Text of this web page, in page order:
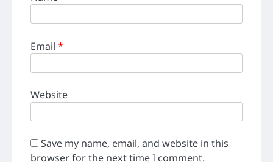
Email *
Website
Save my name, email, and website in this
browser for the next time I comment.